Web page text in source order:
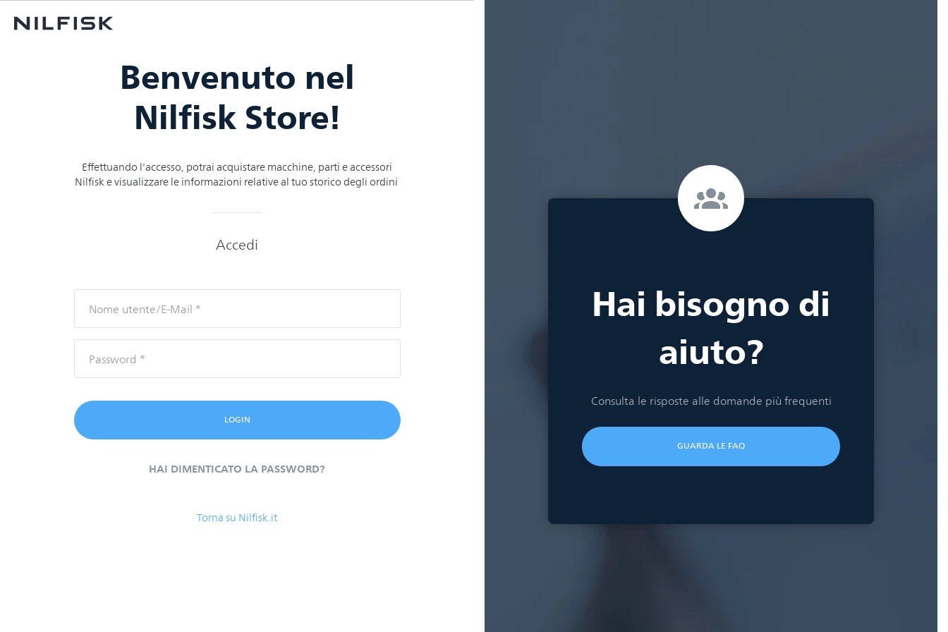
Benvenuto nel
Nilfisk Store!
Effettuando l'accesso, potrai acquistare macchine, parti e accessori
Nilfisk e visualizzare le informazioni relative al tuo storico degli ordini
Accedi
HAI DIMENTICATO LA PASSWORD?
Torna su Nilfisk.it
Hai bisogno di
aiuto?
Consulta le risposte alle domande più frequenti